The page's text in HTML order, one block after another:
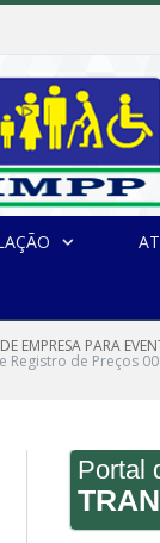
PARA
Registro de Preços
Portal